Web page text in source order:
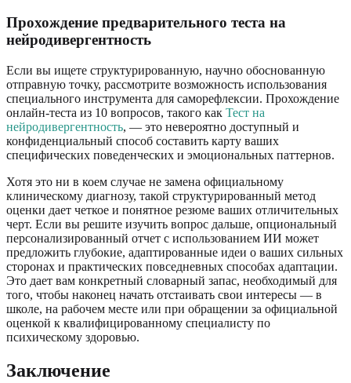
Прохождение предварительного теста на
нейродивергентность
Если вы ищете структурированную, научно обоснованную
отправную точку, рассмотрите возможность использования
специального инструмента для саморефлексии. Прохождение
онлайн-теста из 10 вопросов, такого как Тест на
нейродивергентность, — это невероятно доступный и
конфиденциальный способ составить карту ваших
специфических поведенческих и эмоциональных паттернов.
Хотя это ни в коем случае не замена официальному
клиническому диагнозу, такой структурированный метод
оценки дает четкое и понятное резюме ваших отличительных
черт. Если вы решите изучить вопрос дальше, опциональный
персонализированный отчет с использованием ИИ может
предложить глубокие, адаптированные идеи о ваших сильных
сторонах и практических повседневных способах адаптации.
Это дает вам конкретный словарный запас, необходимый для
того, чтобы наконец начать отстаивать свои интересы — в
школе, на рабочем месте или при обращении за официальной
оценкой к квалифицированному специалисту по
психическому здоровью.
Заключение